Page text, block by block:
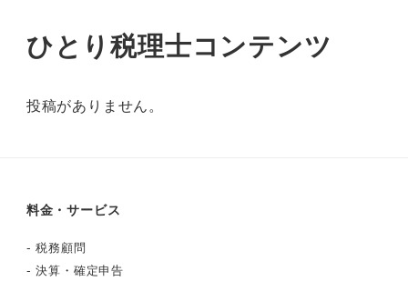
ひとり税理士コンテンツ
投稿がありません。
料金・サービス
-税務顧問
-決算・確定申告